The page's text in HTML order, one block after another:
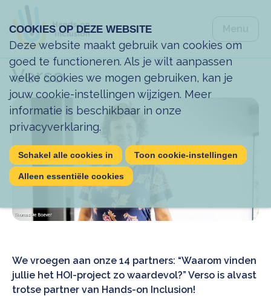
Verso
We vroegen aan onze 14 partners: “Waarom vinden
jullie het HOI-project zo waardevol?” Verso is alvast
trotse partner van Hands-on Inclusion!
COOKIES OP DEZE WEBSITE
Deze website maakt gebruik van cookies om
goed te functioneren. Als je wilt aanpassen
welke cookies we mogen gebruiken, kan je
jouw cookie-instellingen wijzigen. Meer
informatie is beschikbaar in onze
privacyverklaring.
Schakel alle cookies in Toon cookie-instellingen
Alleen essentiële cookies